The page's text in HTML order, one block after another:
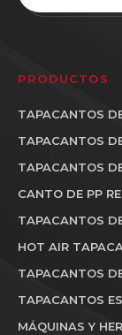
PRODUCTOS
TAPACANTOS
TAPACANTOS
TAPACANTOS
CANTO DE PP
TAPACANTOS
HOT AIR
TAPACANTOS
TAPACANTOS
MÁQUINAS Y